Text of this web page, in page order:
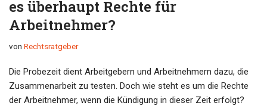
es überhaupt Rechte für
Arbeitnehmer?
von Rechtsratgeber
Die Probezeit dient Arbeitgebern und Arbeitnehmern dazu, die
Zusammenarbeit zu testen. Doch wie steht es um die Rechte
der Arbeitnehmer, wenn die Kündigung in dieser Zeit erfolgt?